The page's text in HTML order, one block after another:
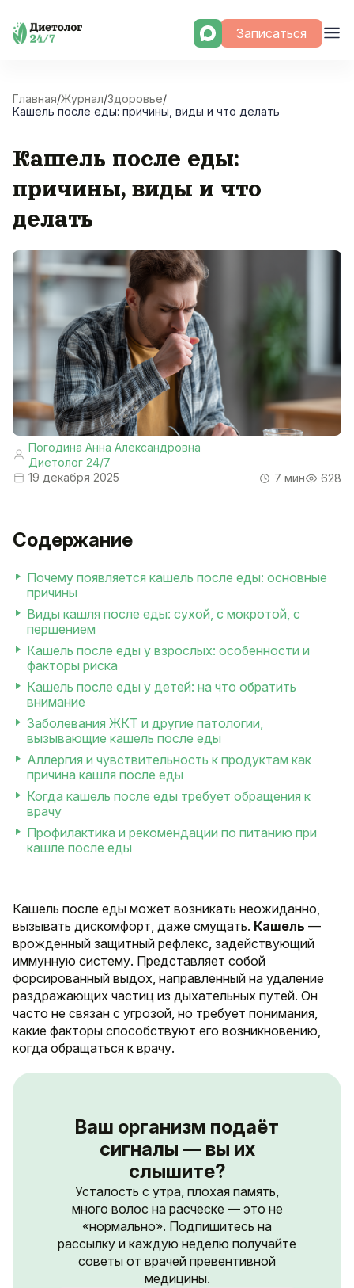
Skip
Записаться
Главная/Журнал/Здоровье/
Кашель после еды: причины, виды и что делать
Кашель после еды:
причины, виды и что
делать
Погодина Анна Александровна
Диетолог 24/7
19 декабря 2025
7 мин 628
Содержание
Почему появляется кашель после еды: основные
причины
Виды кашля после еды: сухой, с мокротой, с
першением
Кашель после еды у взрослых: особенности и
факторы риска
Кашель после еды у детей: на что обратить
внимание
Заболевания ЖКТ и другие патологии,
вызывающие кашель после еды
Аллергия и чувствительность к продуктам как
причина кашля после еды
Когда кашель после еды требует обращения к
врачу
Профилактика и рекомендации по питанию при
кашле после еды
Кашель после еды может возникать неожиданно,
вызывать дискомфорт, даже смущать. Кашель —
врожденный защитный рефлекс, задействующий
иммунную систему. Представляет собой
форсированный выдох, направленный на удаление
раздражающих частиц из дыхательных путей. Он
часто не связан с угрозой, но требует понимания,
какие факторы способствуют его возникновению,
когда обращаться к врачу.
Ваш организм подаёт
сигналы — вы их
слышите?
Усталость с утра, плохая память,
много волос на расческе — это не
«нормально». Подпишитесь на
рассылку и каждую неделю получайте
советы от врачей превентивной
медицины.